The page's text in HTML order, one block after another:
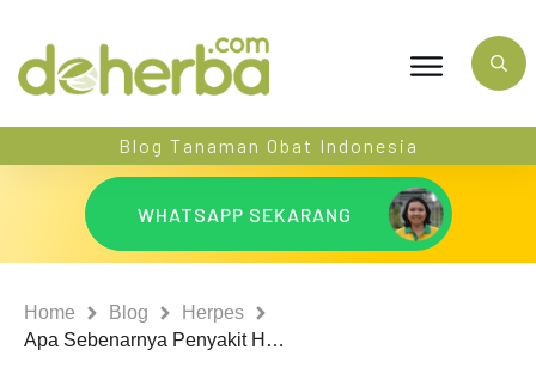
Blog Tanaman Obat Indonesia
WHATSAPP SEKARANG
Home Blog
Herpes
Apa Sebenarnya Penyakit Herpes Itu?